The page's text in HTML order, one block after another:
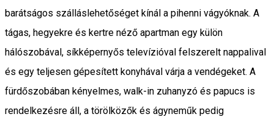
barátságos szálláslehetőséget kínál a pihenni vágyóknak. A
tágas, hegyekre és kertre néző apartman egy külön
hálószobával, síkképernyős televízióval felszerelt nappalival
és egy teljesen gépesített konyhával várja a vendégeket. A
fürdőszobában kényelmes, walk-in zuhanyzó és papucs is
rendelkezésre áll, a törölközők és ágyneműk pedig